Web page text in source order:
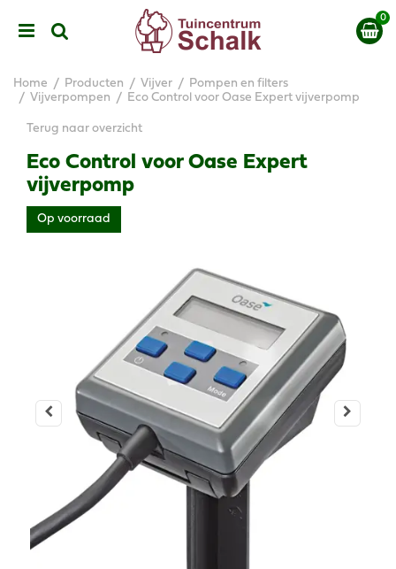
Home Producten Vijver
Pompen en filters
Vijverpompen
Eco Control voor Oase Expert vijverpomp
Terug naar overzicht
Eco Control voor Oase Expert
vijverpomp
Op voorraad